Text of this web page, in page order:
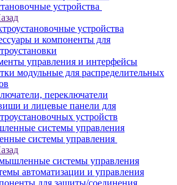
устройства
устройства
и компоненты для
управления и интерфейсы
модульные для распределительных
переключатели
и лицевые панели для
устройств
системы управления
системы управления
автоматизации и управления
для защиты/соединения